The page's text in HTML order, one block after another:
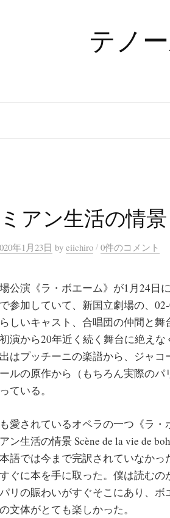
テノ
アン生活の情景
年1月23日 by eiichiro / 0件のコメント
公演《ラ・ボエーム》が1月24日
参加していて、新国立劇場の、
しいキャスト、合唱団の仲間と
演から20年近く続く舞台に絶え
はプッチーニの楽譜から、ジャ
ルの原作から（もちろん実際の
ている。
愛されているオペラの一つ《ラ
ン生活の情景 Scène de la vie de
語では今まで完訳されていなか
ぐに本を手に取った。僕は読む
リの賑わいがすぐそこにあり、
文体がとても楽しかった。